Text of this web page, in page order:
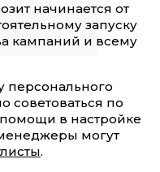
начинается от
запуску
кампаний и всему
персонального
по
в настройке
могут
.